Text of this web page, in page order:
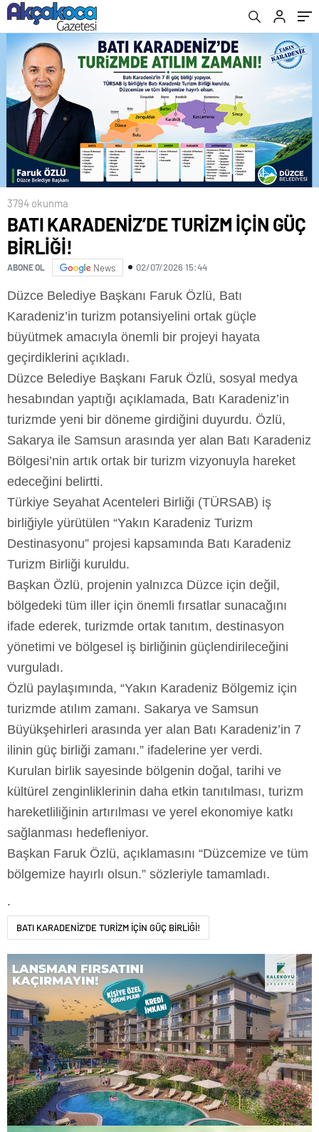
3794 okunma
BATI KARADENİZ’DE TURİZM İÇİN GÜÇ
BİRLİĞİ!
ABONE OL News 02/07/2026 15:44
Düzce Belediye Başkanı Faruk Özlü, Batı
Karadeniz’in turizm potansiyelini ortak güçle
büyütmek amacıyla önemli bir projeyi hayata
geçirdiklerini açıkladı.
Düzce Belediye Başkanı Faruk Özlü, sosyal medya
hesabından yaptığı açıklamada, Batı Karadeniz’in
turizmde yeni bir döneme girdiğini duyurdu. Özlü,
Sakarya ile Samsun arasında yer alan Batı Karadeniz
Bölgesi’nin artık ortak bir turizm vizyonuyla hareket
edeceğini belirtti.
Türkiye Seyahat Acenteleri Birliği (TÜRSAB) iş
birliğiyle yürütülen “Yakın Karadeniz Turizm
Destinasyonu” projesi kapsamında Batı Karadeniz
Turizm Birliği kuruldu.
Başkan Özlü, projenin yalnızca Düzce için değil,
bölgedeki tüm iller için önemli fırsatlar sunacağını
ifade ederek, turizmde ortak tanıtım, destinasyon
yönetimi ve bölgesel iş birliğinin güçlendirileceğini
vurguladı.
Özlü paylaşımında, “Yakın Karadeniz Bölgemiz için
turizmde atılım zamanı. Sakarya ve Samsun
Büyükşehirleri arasında yer alan Batı Karadeniz’in 7
ilinin güç birliği zamanı.” ifadelerine yer verdi.
Kurulan birlik sayesinde bölgenin doğal, tarihi ve
kültürel zenginliklerinin daha etkin tanıtılması, turizm
hareketliliğinin artırılması ve yerel ekonomiye katkı
sağlanması hedefleniyor.
Başkan Faruk Özlü, açıklamasını “Düzcemize ve tüm
bölgemize hayırlı olsun.” sözleriyle tamamladı.
BATI KARADENİZ'DE TURİZM İÇİN GÜÇ BİRLİĞİ!